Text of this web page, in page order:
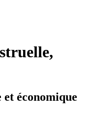
économique